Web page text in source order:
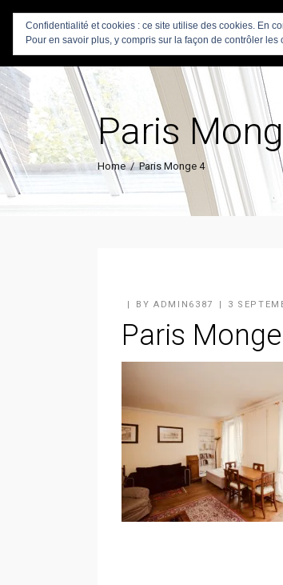
Paris
Home/Paris Monge 4
BY ADMIN6387 3
Paris
Confidentialité et cookies : ce site utilise des cookies. En
Pour en savoir plus, y compris sur la façon de contrôler